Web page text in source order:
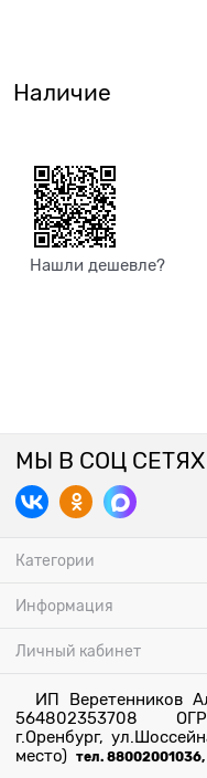
Наличие
Нашли дешевле?
МЫ В СОЦ СЕТЯХ
Категории
Информация
Личный кабинет
ИП Веретенников
564802353708
г.Оренбург,
место) тел.